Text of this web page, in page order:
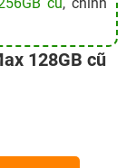
cũ, chính
128GB cũ